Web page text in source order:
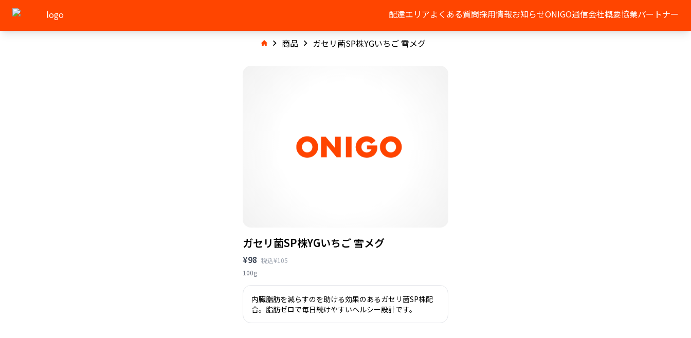
配達エリアよくある質問採用情報お知らせONIGO通信会社概要協業パートナー
商品 ガセリ菌SP株YGいちご 雪メグ
ガセリ菌SP株YGいちご 雪メグ
¥98 税込¥105
100g
内臓脂肪を減らすのを助ける効果のあるガセリ菌SP株配
合。脂肪ゼロで毎日続けやすいヘルシー設計です。